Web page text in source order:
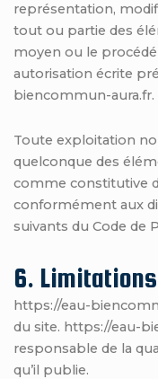
représentation,
tout ou partie des
moyen ou le
autorisation écrite
biencommun-aura.fr.
Toute exploitation
quelconque des
comme constitutive
conformément aux
suivants du Code de
6.
https://eau-
du site. https://eau-
responsable de la
qu’il publie.